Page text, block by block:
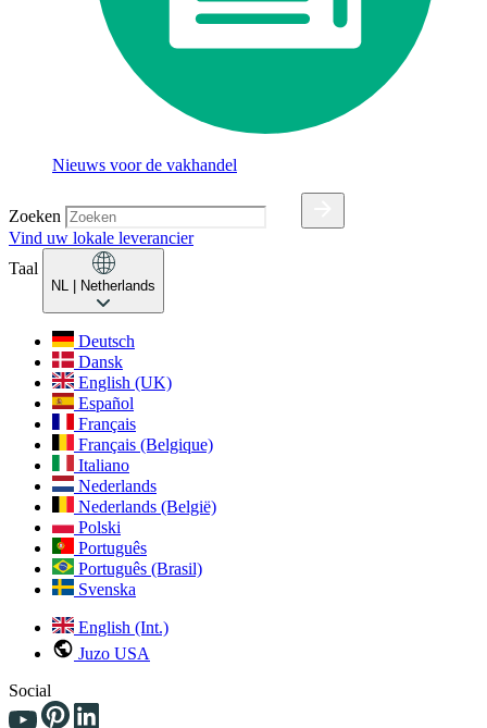
Nieuws voor de vakhandel
Zoeken
Vind uw lokale leverancier
Taal
NL | Netherlands
Deutsch
Dansk
English (UK)
Español
Français
Français (Belgique)
Italiano
Nederlands
Nederlands (België)
Polski
Português
Português (Brasil)
Svenska
English (Int.)
Juzo USA
Social